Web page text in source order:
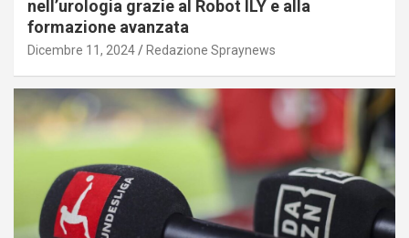
nell’urologia grazie al Robot ILY e alla
formazione avanzata
Dicembre 11, 2024 Redazione Spraynews